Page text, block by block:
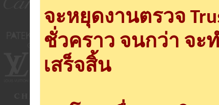
จะหยุดงานตรวจ
ชั่วคราว จนกว่า จะ
เสร็จสิ้น